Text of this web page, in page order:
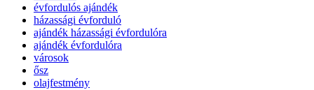
évfordulós ajándék
házassági évforduló
ajándék házassági évfordulóra
ajándék évfordulóra
városok
ősz
olajfestmény